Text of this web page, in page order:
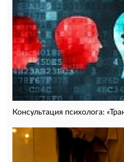
Консультация психолога: